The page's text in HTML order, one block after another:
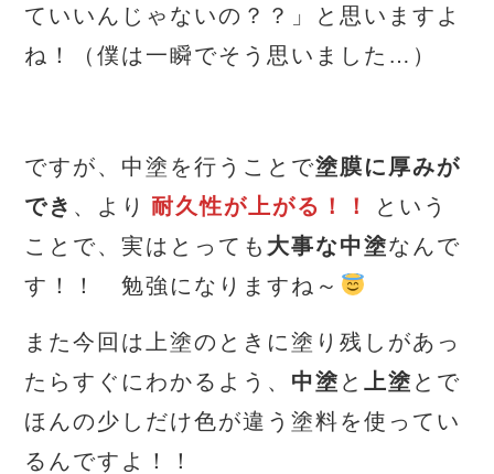
ていいんじゃないの？？」と思いますよ
ね！（僕は一瞬でそう思いました…）
ですが、中塗を行うことで塗膜に厚みが
でき 、より 耐久性が上がる！！
という
ことで、実はとっても 大事な中塗なんで
す！！ 勉強になりますね～
また今回は上塗のときに塗り残しがあっ
たらすぐにわかるよう、 中塗 と上塗 とで
ほんの少しだけ色が違う塗料を使ってい
るんですよ！！